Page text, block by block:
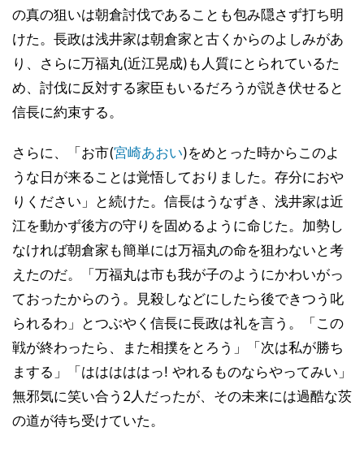
の真の狙いは朝倉討伐であることも包み隠さず打ち明
けた。長政は浅井家は朝倉家と古くからのよしみがあ
り、さらに万福丸(近江晃成)も人質にとられているた
め、討伐に反対する家臣もいるだろうが説き伏せると
信長に約束する。
さらに、「お市(宮崎あおい)をめとった時からこのよ
うな日が来ることは覚悟しておりました。存分におや
りください」と続けた。信長はうなずき、浅井家は近
江を動かず後方の守りを固めるように命じた。加勢し
なければ朝倉家も簡単には万福丸の命を狙わないと考
えたのだ。「万福丸は市も我が子のようにかわいがっ
ておったからのう。見殺しなどにしたら後できつう叱
られるわ」とつぶやく信長に長政は礼を言う。「この
戦が終わったら、また相撲をとろう」「次は私が勝ち
まする」「はははははっ! やれるものならやってみい」
無邪気に笑い合う2人だったが、その未来には過酷な茨
の道が待ち受けていた。